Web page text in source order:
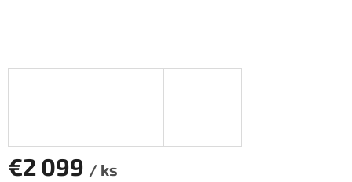
€2 099 / ks